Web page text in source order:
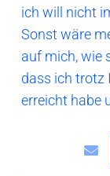
ich will nicht
Sonst wäre
auf mich, wie
dass ich trotz
erreicht habe